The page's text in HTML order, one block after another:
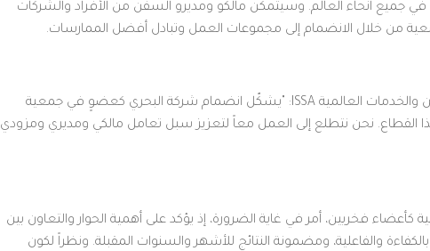
جميع أنحاء العالم. وسيتمكن مالكو ومديرو السفن من الأفراد والشركات
من خلال الانضمام إلى مجموعات العمل وتبادل أفضل الممارسات.
وتعليقاً على ذلك، قال الأستاذ سعيد المالك رئيس جمعية مزودي السفن والخدمات العالمية ISSA: "يشكّل انضمام شركة البحري كعضوٍ في جمعية
القطاع. نحن نتطلع إلى العمل معاً لتعزيز سبل تعامل مالكي ومديري ومزودي
فخريين، أمر في غاية الضرورة، إذ يؤكد على أهمية الحوار والتعاون بين
والفاعلية، ومضمونة النتائج للأشهر والسنوات المقبلة. ونظراً لكون